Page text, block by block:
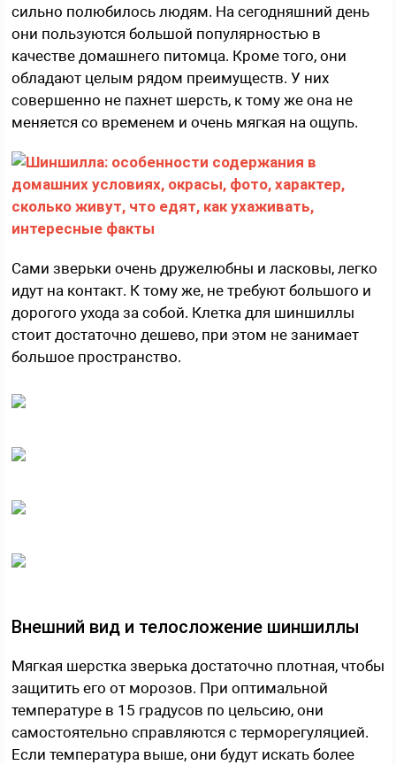
сильно полюбилось людям. На сегодняшний день
они пользуются большой популярностью в
качестве домашнего питомца. Кроме того, они
обладают целым рядом преимуществ. У них
совершенно не пахнет шерсть, к тому же она не
меняется со временем и очень мягкая на ощупь.
Сами зверьки очень дружелюбны и ласковы, легко
идут на контакт. К тому же, не требуют большого и
дорогого ухода за собой. Клетка для шиншиллы
стоит достаточно дешево, при этом не занимает
большое пространство.
Внешний вид и телосложение шиншиллы
Мягкая шерстка зверька достаточно плотная, чтобы
защитить его от морозов. При оптимальной
температуре в 15 градусов по цельсию, они
самостоятельно справляются с терморегуляцией.
Если температура выше, они будут искать более